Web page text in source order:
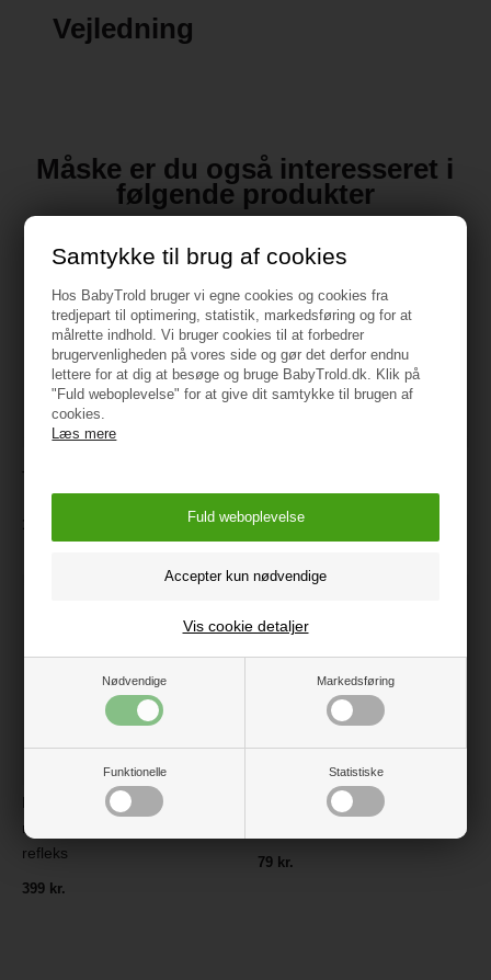
Samtykke til brug af cookies
Hos BabyTrold bruger vi egne cookies og cookies fra
tredjepart til optimering, statistik, markedsføring og for at
målrette indhold. Vi bruger cookies til at forbedrer
brugervenligheden på vores side og gør det derfor endnu
lettere for at dig at besøge og bruge BabyTrold.dk. Klik på
"Fuld weboplevelse" for at give dit samtykke til brugen af
cookies.
Læs mere
Nødvendige Markedsføring
Funktionelle Statistiske
Vis cookie detaljer
Vejledning
Måske er du også interesseret i
følgende produkter
TRILLE Royal Lift Ask
1.399 kr.
Klapvognssæde, Ask
1.999 kr.
BabyTrold Regnslag, Sort
med transparent front og
refleks
399 kr.
BabyTrold Myggenet, Sort
79 kr.